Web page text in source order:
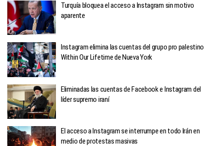
Turquía bloquea el acceso a Instagram sin motivo
aparente
Instagram elimina las cuentas del grupo pro palestino
Within Our Lifetime de Nueva York
Eliminadas las cuentas de Facebook e Instagram del
líder supremo iraní
El acceso a Instagram se interrumpe en todo Irán en
medio de protestas masivas